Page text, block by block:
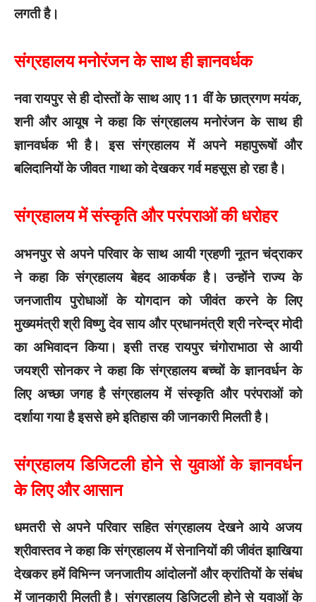
लगती है।
संग्रहालय मनोरंजन के साथ ही ज्ञानवर्धक
नवा रायपुर से ही दोस्तों के साथ आए 11 वीं के छात्रगण मयंक,
शनी और आयूष ने कहा कि संग्रहालय मनोरंजन के साथ ही
ज्ञानवर्धक भी है। इस संग्रहालय में अपने महापुरूषों और
बलिदानियों के जीवत गाथा को देखकर गर्व महसूस हो रहा है।
संग्रहालय में संस्कृति और परंपराओं की धरोहर
अभनपुर से अपने परिवार के साथ आयी ग्रहणी नूतन चंद्राकर
ने कहा कि संग्रहालय बेहद आकर्षक है। उन्होंने राज्य के
जनजातीय पुरोधाओं के योगदान को जीवंत करने के लिए
मुख्यमंत्री श्री विष्णु देव साय और प्रधानमंत्री श्री नरेन्द्र मोदी
का अभिवादन किया। इसी तरह रायपुर चंगोराभाठा से आयी
जयश्री सोनकर ने कहा कि संग्रहालय बच्चों के ज्ञानवर्धन के
लिए अच्छा जगह है संग्रहालय में संस्कृति और परंपराओं को
दर्शाया गया है इससे हमे इतिहास की जानकारी मिलती है।
संग्रहालय डिजिटली होने से युवाओं के ज्ञानवर्धन
के लिए और आसान
धमतरी से अपने परिवार सहित संग्रहालय देखने आये अजय
श्रीवास्तव ने कहा कि संग्रहालय में सेनानियों की जीवंत झाखिया
देखकर हमें विभिन्न जनजातीय आंदोलनों और क्रांतियों के संबंध
में जानकारी मिलती है। संग्रहालय डिजिटली होने से युवाओं के